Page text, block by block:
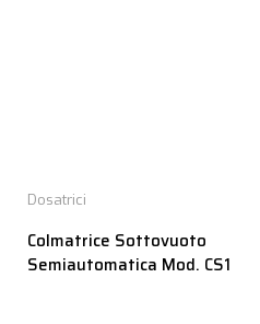
Dosatrici
Colmatrice Sottovuoto
Semiautomatica Mod. CS1